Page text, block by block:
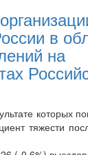
в
на
которых
тяжести